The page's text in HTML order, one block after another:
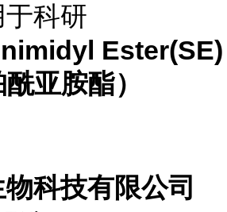
科研
Ester(SE)
亚胺酯）
科技有限公司